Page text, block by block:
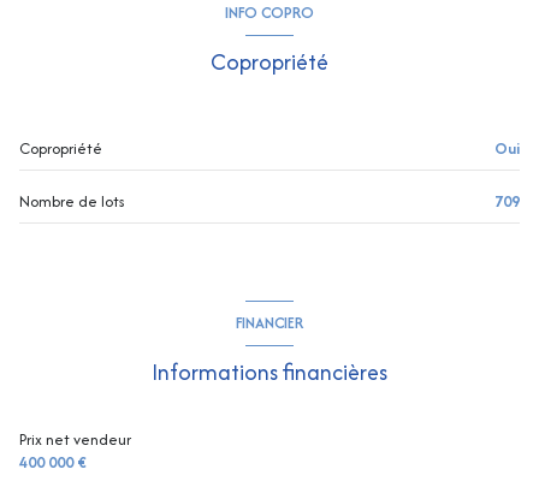
INFO COPRO
Copropriété
Copropriété Oui
Nombre de lots 709
FINANCIER
Informations financières
Prix net vendeur
400 000 €